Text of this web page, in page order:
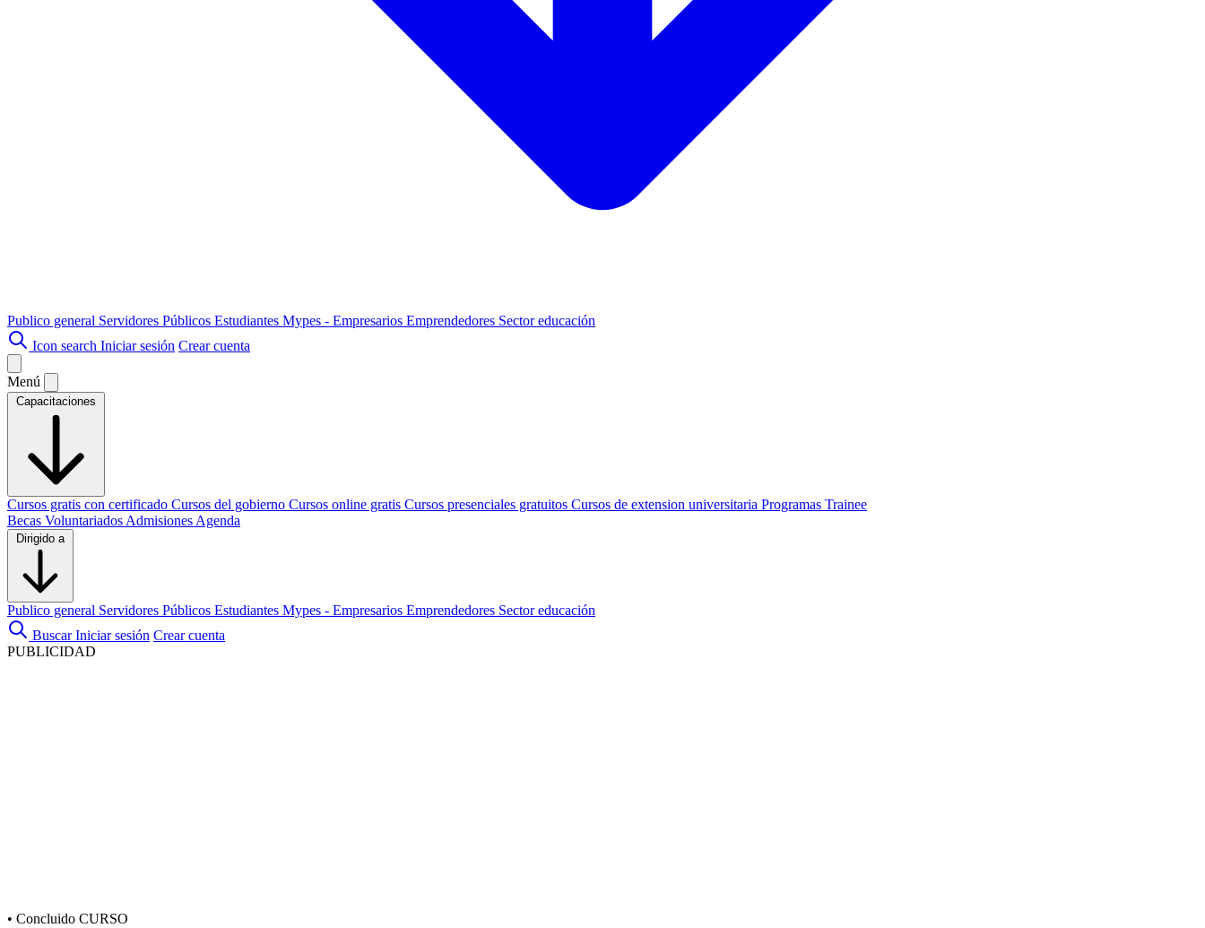
Publico general Servidores Públicos Estudiantes Mypes - Empresarios Emprendedores Sector educación
Icon search Iniciar sesión Crear cuenta
Menú
Capacitaciones
Cursos gratis con certificado Cursos del gobierno Cursos online gratis Cursos presenciales gratuitos Cursos de extension universitaria Programas Trainee
Becas Voluntariados Admisiones Agenda
Dirigido a
Publico general Servidores Públicos Estudiantes Mypes - Empresarios Emprendedores Sector educación
Buscar Iniciar sesión Crear cuenta
PUBLICIDAD
• Concluido CURSO